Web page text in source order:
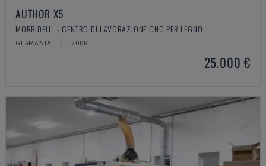
AUTHOR X5
MORBIDELLI - CENTRO DI LAVORAZIONE CNC PER LEGNO
GERMANIA 2008
25.000 €